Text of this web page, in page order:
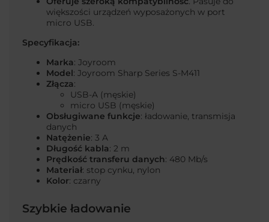
większości urządzeń wyposażonych w port
micro USB.
Specyfikacja:
Marka: Joyroom
Model: Joyroom Sharp Series S-M411
Złącza:
USB-A (męskie)
micro USB (męskie)
Obsługiwane funkcje: ładowanie, transmisja
danych
Natężenie: 3 A
Długość kabla: 2 m
Prędkość transferu danych: 480 Mb/s
Materiał: stop cynku, nylon
Kolor: czarny
Szybkie ładowanie